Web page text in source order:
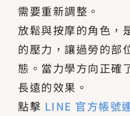
需要重新調整。
放鬆與按摩的角色，
的壓力，讓過勞的部
態。當力學方向正確
長遠的效果。
點擊 LINE 官方帳號